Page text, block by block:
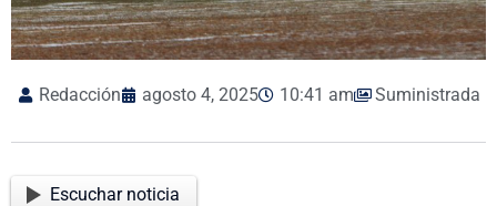
Redacción agosto 4, 2025 10:41 am Suministrada
Escuchar noticia